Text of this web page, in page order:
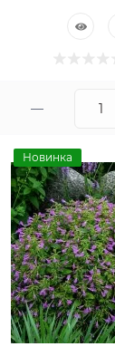
Новинка